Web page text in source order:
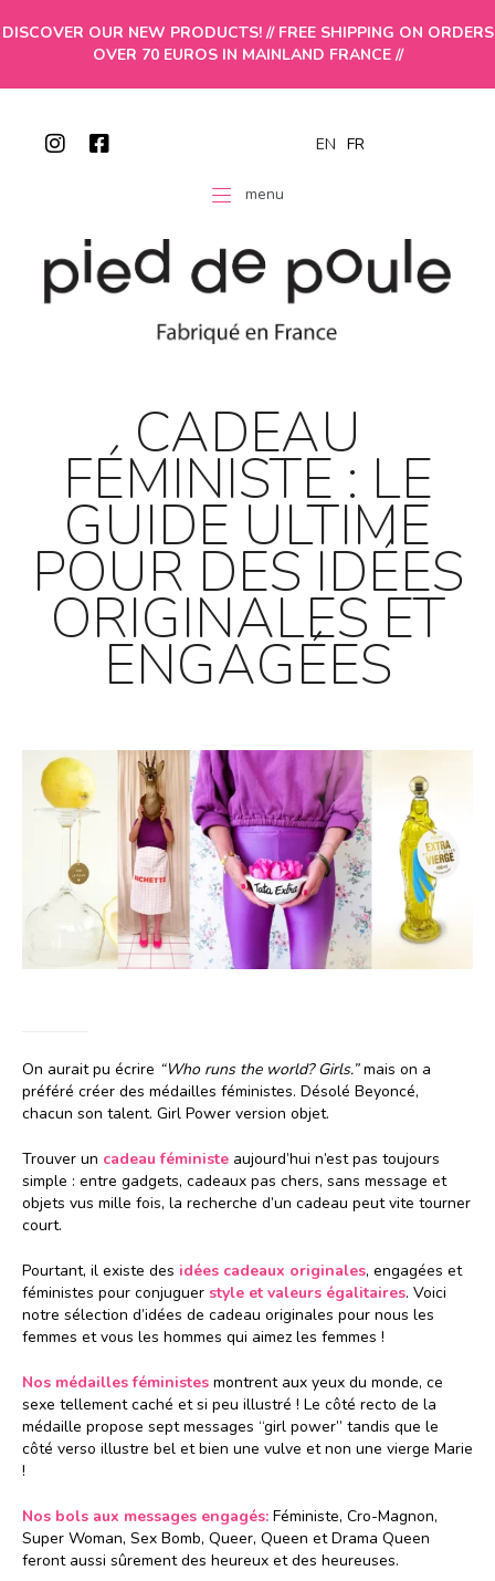
DISCOVER OUR NEW PRODUCTS! // FREE SHIPPING ON ORDERS
OVER 70 EUROS IN MAINLAND FRANCE //
EN FR
menu
CADEAU
FÉMINISTE : LE
GUIDE ULTIME
POUR DES IDÉES
ORIGINALES ET
ENGAGÉES
On aurait pu écrire “Who runs the world? Girls.”mais on a
préféré créer des médailles féministes. Désolé Beyoncé,
chacun son talent. Girl Power version objet.
Trouver un cadeau féministe aujourd’hui n’est pas toujours
simple : entre gadgets, cadeaux pas chers, sans message et
objets vus mille fois, la recherche d’un cadeau peut vite tourner
court.
Pourtant, il existe des idées cadeaux originales, engagées et
féministes pour conjuguer style et valeurs égalitaires. Voici
notre sélection d’idées de cadeau originales pour nous les
femmes et vous les hommes qui aimez les femmes !
Nos médailles féministes montrent aux yeux du monde, ce
sexe tellement caché et si peu illustré ! Le côté recto de la
médaille propose sept messages “girl power” tandis que le
côté verso illustre bel et bien une vulve et non une vierge Marie
!
Nos bols aux messages engagés: Féministe, Cro-Magnon,
Super Woman, Sex Bomb, Queer, Queen et Drama Queen
feront aussi sûrement des heureux et des heureuses.